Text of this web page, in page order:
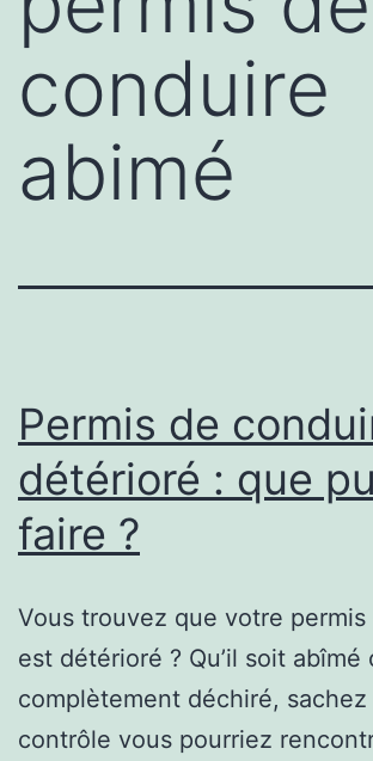
conduire
abimé
Permis de
détérioré : que
faire ?
Vous trouvez que votre
est détérioré ? Qu’il soit abîmé
complètement déchiré, sachez
contrôle vous pourriez